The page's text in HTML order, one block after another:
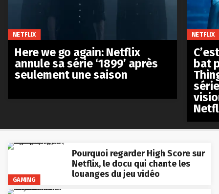
GAMING
Pourquoi regarder High Score sur
Netflix, le docu qui chante les
louanges du jeu vidéo
NETFLIX
Here we go again: Netflix
annule sa série ‘1899’ après
seulement une saison
NETFLIX
bat